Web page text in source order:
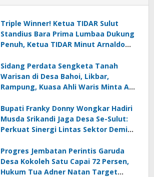
Triple Winner! Ketua TIDAR Sulut
Standius Bara Prima Lumbaa Dukung
Penuh, Ketua TIDAR Minut Arnaldo
05 MC JOE Sapu Bersih Tiga Gelar
Juara Umum
Sidang Perdata Sengketa Tanah
Warisan di Desa Bahoi, Likbar,
Rampung, Kuasa Ahli Waris Minta APH
Korupsi Dandes
Bupati Franky Donny Wongkar Hadiri
Musda Srikandi Jaga Desa Se-Sulut:
Perkuat Sinergi Lintas Sektor Demi
Progres Jembatan Perintis Garuda
Desa Kokoleh Satu Capai 72 Persen,
Hukum Tua Adner Natan Target